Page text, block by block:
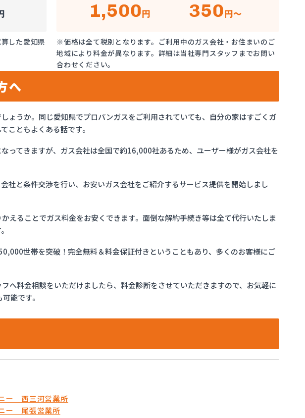
した愛知県
1,500円 350円～
※価格は全て税別となります。ご利用中のガス会社・お住まいのご
地域により料金が異なります。詳細は当社専門スタッフまでお問い
合わせください。
へ
ょうか。同じ愛知県でプロパンガスをご利用されていても、自分の家はすごくガ
こともよくある話です。
ってきますが、ガス会社は全国で約16,000社あるため、ユーザー様がガス会社を
社と条件交渉を行い、お安いガス会社をご紹介するサービス提供を開始しまし
えることでガス料金をお安くできます。面倒な解約手続き等は全て代行いたしま
世帯を突破！完全無料＆料金保証付きということもあり、多くのお客様にご
へ料金相談をいただけましたら、料金診断をさせていただきますので、お気軽に
能です。
ー 西三河営業所
ー 尾張営業所